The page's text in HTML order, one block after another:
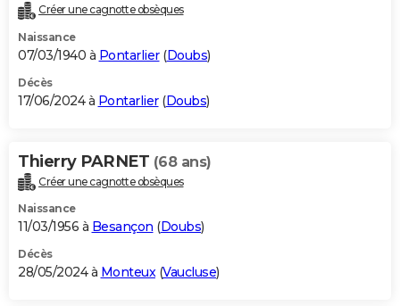
Créer une cagnotte obsèques
Naissance
07/03/1940 à Pontarlier(Doubs)
Décès
17/06/2024 à Pontarlier(Doubs)
Thierry PARNET (68 ans)
Créer une cagnotte obsèques
Naissance
11/03/1956 à Besançon (Doubs)
Décès
28/05/2024 à Monteux(Vaucluse)